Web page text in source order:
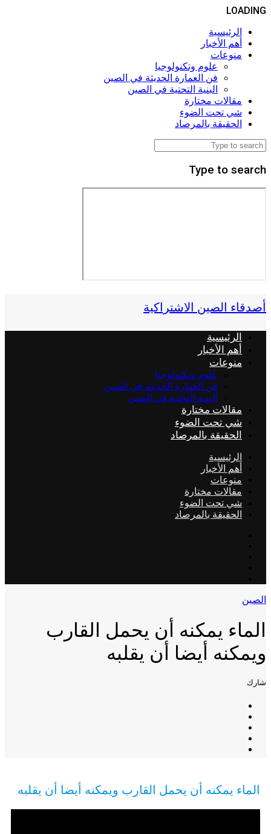
LOADING
الرئيسية
أهم الأخبار
منوعات
علوم وتكنولوجيا
فن العمارة الحديثة في الصين
البنية التحتية في الصين
مقالات مختارة
شي تحت الضوء
الحقيقة بالمرصاد
Type to search
أصدقاء الصين الاشتراكية
الرئيسية
أهم الأخبار
منوعات
علوم وتكنولوجيا
فن العمارة الحديثة في الصين
البنية التحتية في الصين
مقالات مختارة
شي تحت الضوء
الحقيقة بالمرصاد
الرئيسية
أهم الأخبار
منوعات
مقالات مختارة
شي تحت الضوء
الحقيقة بالمرصاد
الصين
الماء يمكنه أن يحمل القارب
ويمكنه أيضا أن يقلبه
شارك
الماء يمكنه أن يحمل القارب ويمكنه أيضا أن يقلبه